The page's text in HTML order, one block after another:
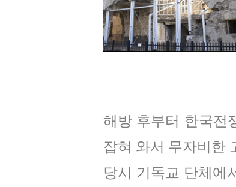
해방 후부터 한국전
잡혀 와서 무자비한
당시 기독교 단체에